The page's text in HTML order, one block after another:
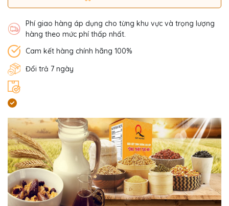
Phí giao hàng áp dụng cho từng khu vực và trọng lượng
hàng theo mức phí thấp nhất.
Cam kết hàng chính hãng 100%
Đổi trả 7 ngày